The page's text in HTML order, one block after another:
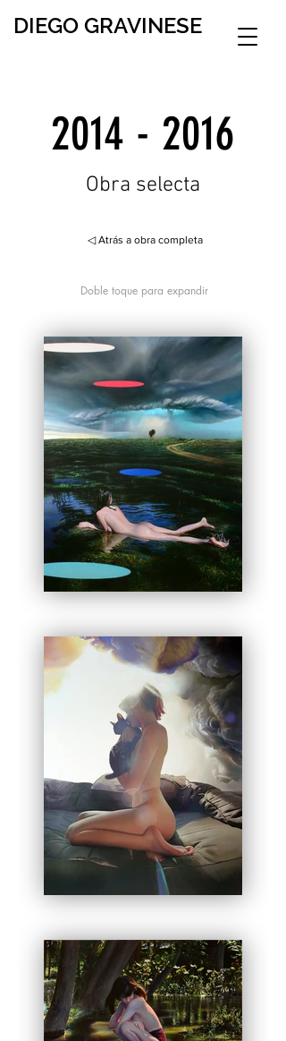
DIEGO GRAVINESE
2014 - 2016
Obra selecta
◁ Atrás a obra completa
Doble toque para expandir